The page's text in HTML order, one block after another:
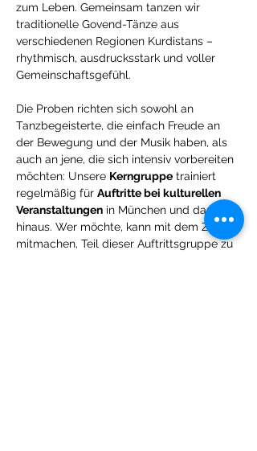
zum Leben. Gemeinsam tanzen wir
traditionelle Govend-Tänze aus
verschiedenen Regionen Kurdistans –
rhythmisch, ausdrucksstark und voller
Gemeinschaftsgefühl.
Die Proben richten sich sowohl an
Tanzbegeisterte, die einfach Freude an
der Bewegung und der Musik haben, als
auch an jene, die sich intensiv vorbereiten
möchten: Unsere Kerngruppe trainiert
regelmäßig für Auftritte bei kulturellen
Veranstaltungen in München und darüber
hinaus. Wer möchte, kann mit dem Ziel
mitmachen, Teil dieser Auftrittsgruppe zu